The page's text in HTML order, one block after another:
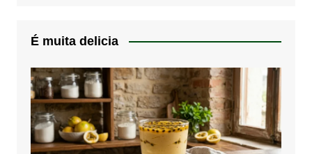
É muita delicia